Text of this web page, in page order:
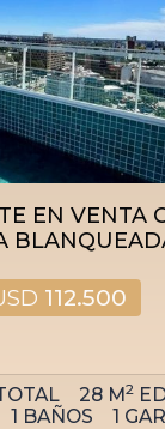
EN VENTA
112.500
28 M2
1 BAÑOS 1